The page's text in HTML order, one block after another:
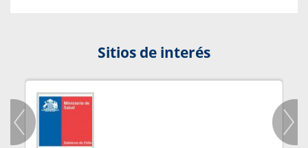
Sitios de interés